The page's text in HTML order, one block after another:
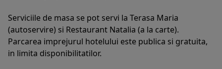
Serviciile de masa se pot servi la Terasa Maria
(autoservire) si Restaurant Natalia (a la carte).
Parcarea imprejurul hotelului este publica si gratuita,
in limita disponibilitatilor.